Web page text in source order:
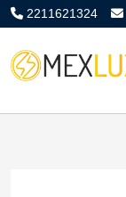
2211621324